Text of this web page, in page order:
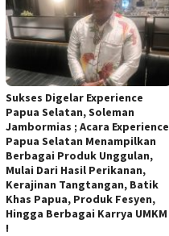
Sukses Digelar Experience
Papua Selatan, Soleman
Jambormias ; Acara Experience
Papua Selatan Menampilkan
Berbagai Produk Unggulan,
Mulai Dari Hasil Perikanan,
Kerajinan Tangtangan, Batik
Khas Papua, Produk Fesyen,
Hingga Berbagai Karrya UMKM
!